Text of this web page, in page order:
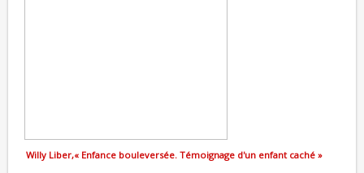
Willy Liber,« Enfance bouleversée. Témoignage d'un enfant caché »